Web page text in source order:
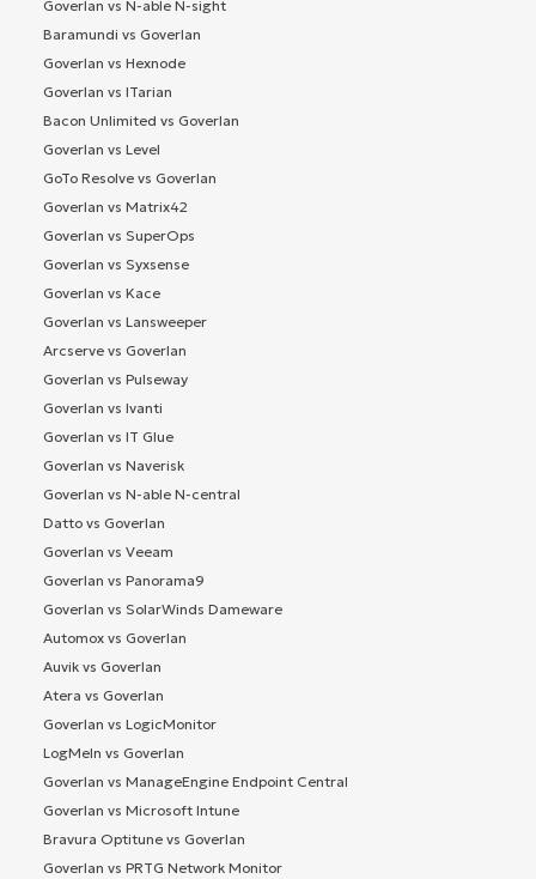
Goverlan vs N-able N-sight
Baramundi vs Goverlan
Goverlan vs Hexnode
Goverlan vs ITarian
Bacon Unlimited vs Goverlan
Goverlan vs Level
GoTo Resolve vs Goverlan
Goverlan vs Matrix42
Goverlan vs SuperOps
Goverlan vs Syxsense
Goverlan vs Kace
Goverlan vs Lansweeper
Arcserve vs Goverlan
Goverlan vs Pulseway
Goverlan vs Ivanti
Goverlan vs IT Glue
Goverlan vs Naverisk
Goverlan vs N-able N-central
Datto vs Goverlan
Goverlan vs Veeam
Goverlan vs Panorama9
Goverlan vs SolarWinds Dameware
Automox vs Goverlan
Auvik vs Goverlan
Atera vs Goverlan
Goverlan vs LogicMonitor
LogMeIn vs Goverlan
Goverlan vs ManageEngine Endpoint Central
Goverlan vs Microsoft Intune
Bravura Optitune vs Goverlan
Goverlan vs PRTG Network Monitor